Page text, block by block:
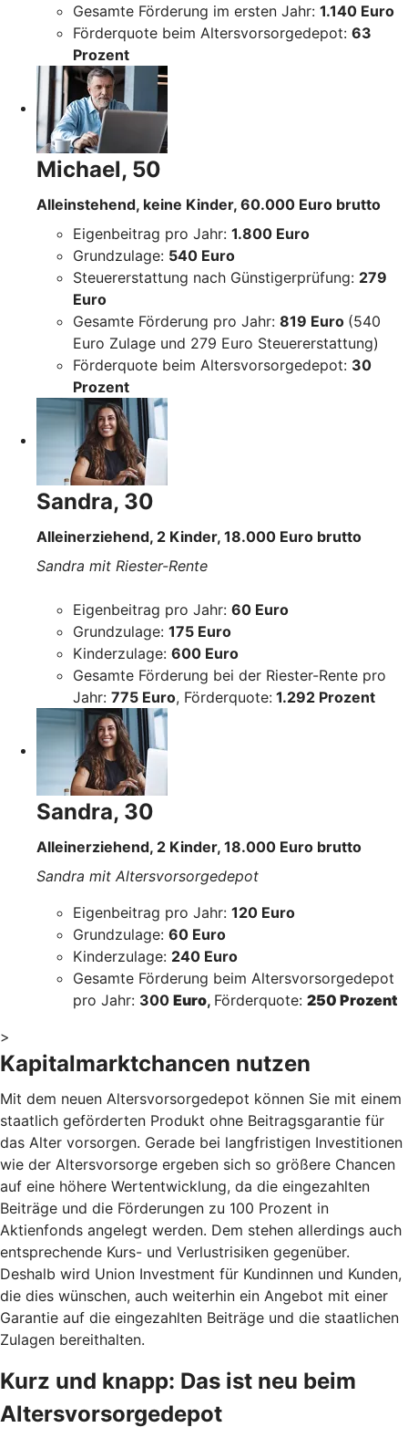
Gesamte Förderung im ersten Jahr: 1.140 Euro
Förderquote beim Altersvorsorgedepot: 63
Prozent
Michael, 50
Alleinstehend, keine Kinder, 60.000 Euro brutto
Eigenbeitrag pro Jahr: 1.800 Euro
Grundzulage: 540 Euro
Steuererstattung nach Günstigerprüfung: 279
Euro
Gesamte Förderung pro Jahr: 819 Euro (540
Euro Zulage und 279 Euro Steuererstattung)
Förderquote beim Altersvorsorgedepot: 30
Prozent
Sandra, 30
Alleinerziehend, 2 Kinder, 18.000 Euro brutto
Sandra mit Riester-Rente
Eigenbeitrag pro Jahr: 60 Euro
Grundzulage: 175 Euro
Kinderzulage: 600 Euro
Gesamte Förderung bei der Riester-Rente pro
Jahr: 775 Euro, Förderquote: 1.292 Prozent
Sandra, 30
Alleinerziehend, 2 Kinder, 18.000 Euro brutto
Sandra mit Altersvorsorgedepot
Eigenbeitrag pro Jahr: 120 Euro
Grundzulage: 60 Euro
Kinderzulage: 240 Euro
Gesamte Förderung beim Altersvorsorgedepot
pro Jahr: 300 Euro, Förderquote: 250 Prozent
>
Kapitalmarktchancen nutzen
Mit dem neuen Altersvorsorgedepot können Sie mit einem
staatlich geförderten Produkt ohne Beitragsgarantie für
das Alter vorsorgen. Gerade bei langfristigen Investitionen
wie der Altersvorsorge ergeben sich so größere Chancen
auf eine höhere Wertentwicklung, da die eingezahlten
Beiträge und die Förderungen zu 100 Prozent in
Aktienfonds angelegt werden. Dem stehen allerdings auch
entsprechende Kurs- und Verlustrisiken gegenüber.
Deshalb wird Union Investment für Kundinnen und Kunden,
die dies wünschen, auch weiterhin ein Angebot mit einer
Garantie auf die eingezahlten Beiträge und die staatlichen
Zulagen bereithalten.
Kurz und knapp: Das ist neu beim
Altersvorsorgedepot